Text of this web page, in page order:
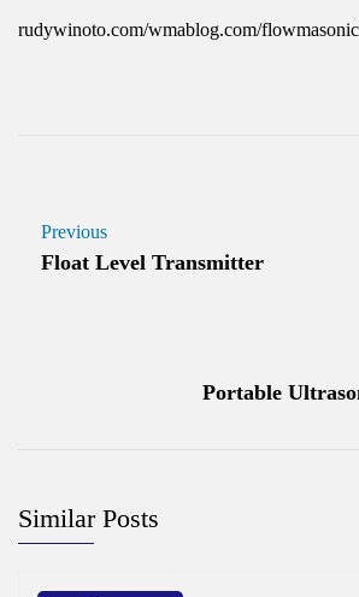
rudywinoto.com/wmablog.com/
Previous
Float Level Transmitter
Portable
Similar Posts